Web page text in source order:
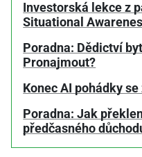
Investorská lekce z
Situational
Poradna: Dědictví
Pronajmout?
Konec AI pohádky
Poradna: Jak
předčasného